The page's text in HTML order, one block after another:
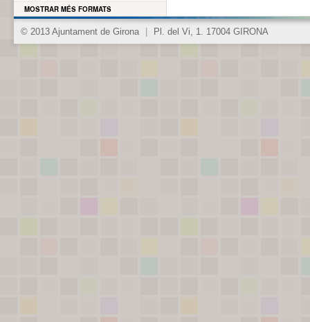
MOSTRAR MÉS FORMATS
© 2013 Ajuntament de Girona Pl. del Vi, 1. 17004 GIRONA